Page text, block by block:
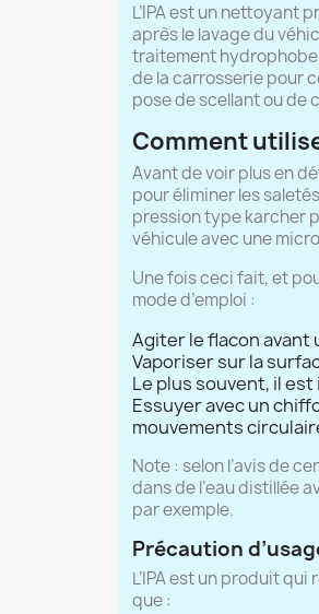
L’IPA est un nettoyant
après le lavage du
traitement hydrophobe
de la carrosserie pour
pose de scellant ou de
Comment
Avant de voir plus en
pour éliminer les
pression type karcher
véhicule avec une
Une fois ceci fait, et
mode d’emploi :
Agiter le flacon avant
Vaporiser sur la
Le plus souvent, il
Essuyer avec un
mouvements
Note : selon l’avis de
dans de l’eau distillée
par exemple.
Précaution
L’IPA est un produit
que :